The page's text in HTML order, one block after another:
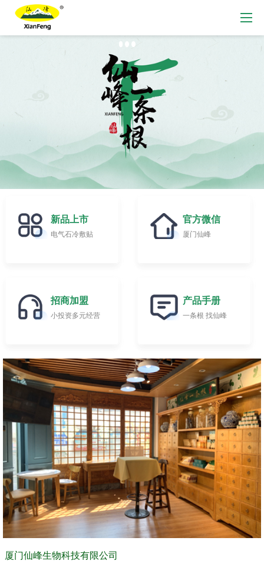
新品上市
电气石冷敷贴
官方微信
厦门仙峰
招商加盟
小投资多元经营
产品手册
一条根 找仙峰
厦门仙峰生物科技有限公司